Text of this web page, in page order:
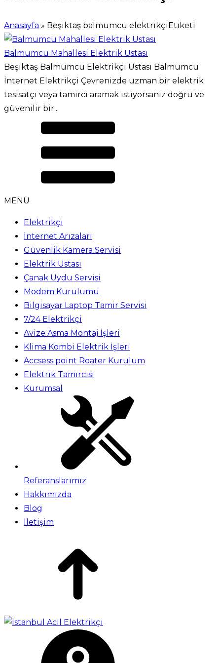
Anasayfa » Beşiktaş balmumcu elektrikçiEtiketi
Balmumcu Mahallesi Elektrik Ustası
Beşiktaş Balmumcu Elektrikçi Ustası Balmumcu
İnternet Elektrikçi Çevrenizde uzman bir elektrik
tesisatçı veya tamirci aramak istiyorsanız doğru ve
güvenilir bir...
MENÜ
Elektrikçi
İnternet Arızaları
Güvenlik Kamera Servisi
Elektrik Ustası
Çanak Uydu Servisi
Modem Kurulumu
Bilgisayar Laptop Tamir Servisi
7/24 Elektrikçi
Avize Asma Montaj İşleri
Klima Kombi Elektrik İşleri
Accsess point Roater Kurulum
Elektrik Tamircisi
Kurumsal
Referanslarımız
Hakkımızda
Blog
İletişim